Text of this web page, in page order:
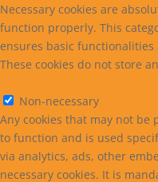
Necessary cookies are
function properly. This
ensures basic
These cookies do not store
Non-necessary
Any cookies that may not be
to function and is used
via analytics, ads, other
necessary cookies. It is